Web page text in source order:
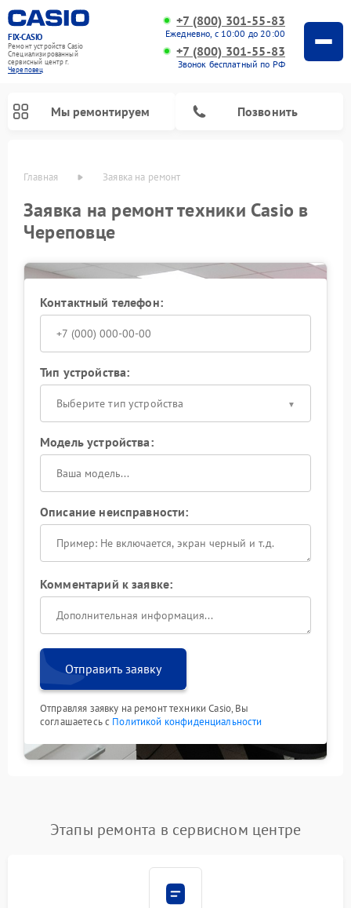
FIX-CASIO
Ремонт устройств Casio
Специализированный
cервисный центр г.
Череповец
+7 (800) 301-55-83
Ежедневно, с 10:00 до 20:00
+7 (800) 301-55-83
Звонок бесплатный по РФ
Мы ремонтируем Позвонить
Главная Заявка на ремонт
Заявка на ремонт техники Casio в
Череповце
Контактный телефон:
Тип устройства:
Выберите тип устройства
Модель устройства:
Описание неисправности:
Комментарий к заявке:
Отправить заявку
Отправляя заявку на ремонт техники Casio, Вы
соглашаетесь с Политикой конфиденциальности
Этапы ремонта в сервисном центре